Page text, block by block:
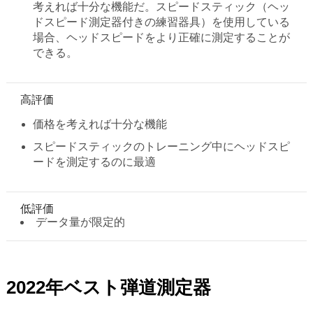
考えれば十分な機能だ。スピードスティック（ヘッ
ドスピード測定器付きの練習器具）を使用している
場合、ヘッドスピードをより正確に測定することが
できる。
高評価
価格を考えれば十分な機能
スピードスティックのトレーニング中にヘッドスピ
ードを測定するのに最適
低評価
データ量が限定的
2022年ベスト弾道測定器